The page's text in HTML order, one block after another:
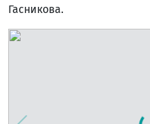
Гасникова.